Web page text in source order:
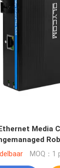
Media
MOQ：1